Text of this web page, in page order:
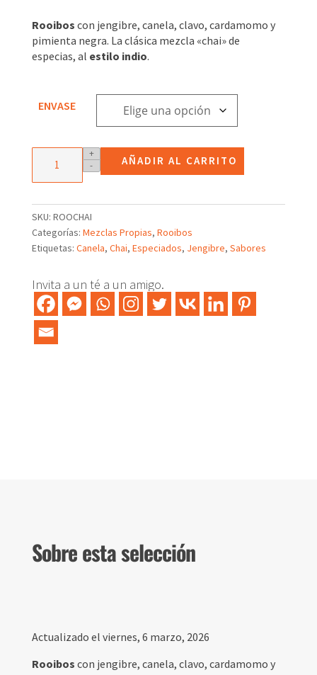
precios:
desde
3,31€
hasta
Rooibos con jengibre, canela, clavo, cardamomo y
pimienta negra. La clásica mezcla «chai» de
especias, al estilo indio.
ENVASE
rooibos
Chai
Massai
cantidad
+
-
AÑADIR AL CARRITO
SKU: ROOCHAI
Categorías: Mezclas Propias, Rooibos
Etiquetas: Canela, Chai, Especiados, Jengibre, Sabores
Invita a un té a un amigo.
Sobre esta selección
Actualizado el viernes, 6 marzo, 2026
Rooibos con jengibre, canela, clavo, cardamomo y